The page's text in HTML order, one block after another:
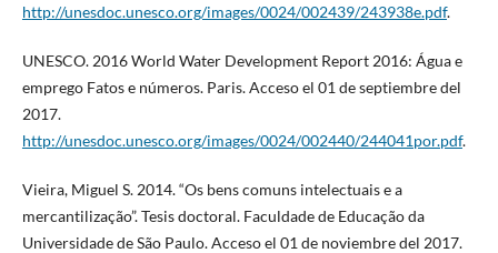
http://unesdoc.unesco.org/images/0024/002439/243938e.pdf.
UNESCO. 2016 World Water Development Report 2016: Água e
emprego Fatos e números. Paris. Acceso el 01 de septiembre del
2017.
http://unesdoc.unesco.org/images/0024/002440/244041por.pdf.
Vieira, Miguel S. 2014. “Os bens comuns intelectuais e a
mercantilização”. Tesis doctoral. Faculdade de Educação da
Universidade de São Paulo. Acceso el 01 de noviembre del 2017.